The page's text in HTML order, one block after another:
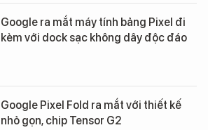
Google ra mắt máy tính bảng Pixel đi
kèm với dock sạc không dây độc đáo
Google Pixel Fold ra mắt với thiết kế
nhỏ gọn, chip Tensor G2